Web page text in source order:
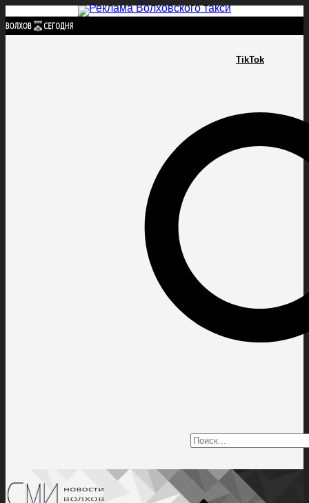
TikTok